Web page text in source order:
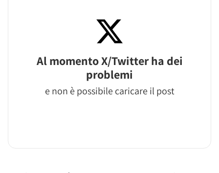
Al momento X/Twitter ha dei
problemi
e non è possibile caricare il post